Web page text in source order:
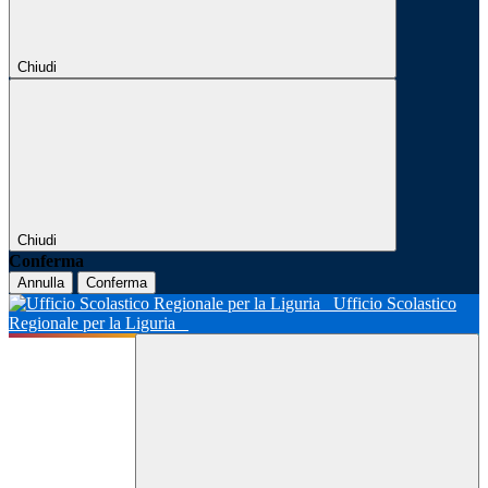
Chiudi
Chiudi
Conferma
Annulla Conferma
Ufficio Scolastico
Regionale per la Liguria